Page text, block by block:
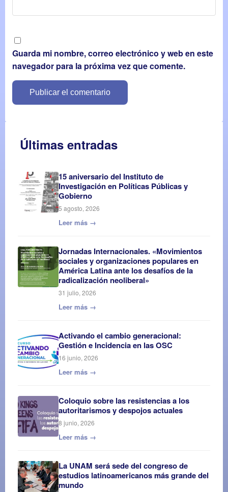
Guarda mi nombre, correo electrónico y web en este
navegador para la próxima vez que comente.
Últimas entradas
15 aniversario del Instituto de
Investigación en Políticas Públicas y
Gobierno
5 agosto, 2026
Leer más →
Jornadas Internacionales. «Movimientos
sociales y organizaciones populares en
América Latina ante los desafíos de la
radicalización neoliberal»
31 julio, 2026
Leer más →
Activando el cambio generacional:
Gestión e Incidencia en las OSC
16 junio, 2026
Leer más →
Coloquio sobre las resistencias a los
autoritarismos y despojos actuales
8 junio, 2026
Leer más →
La UNAM será sede del congreso de
estudios latinoamericanos más grande del
mundo